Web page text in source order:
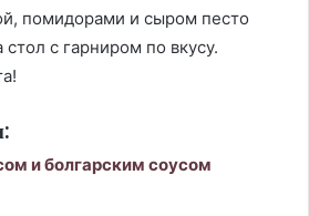
помидорами и сыром песто
с гарниром по вкусу.
и болгарским соусом